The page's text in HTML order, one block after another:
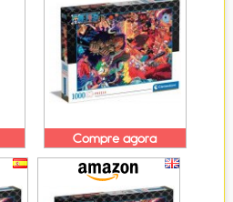
Compre agora